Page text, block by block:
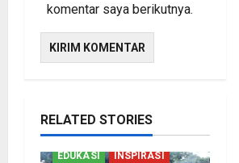
komentar saya berikutnya.
RELATED STORIES
EDUKASI INSPIRASI